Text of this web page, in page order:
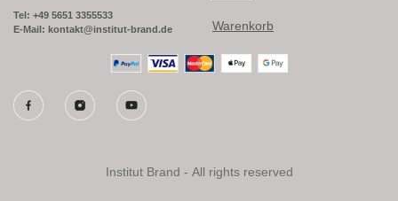
Tel: +49 5651 3355533
E-Mail: kontakt@institut-brand.de
Warenkorb
Institut Brand - All rights reserved